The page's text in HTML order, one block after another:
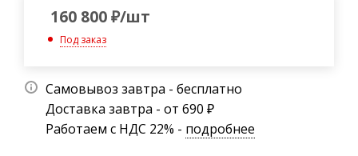
160 800₽/шт
Под заказ
Самовывоз завтра - бесплатно
Доставка завтра - от 690 ₽
Работаем с НДС 22% - подробнее